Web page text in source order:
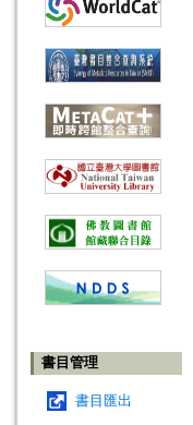
書目管理
書目匯出